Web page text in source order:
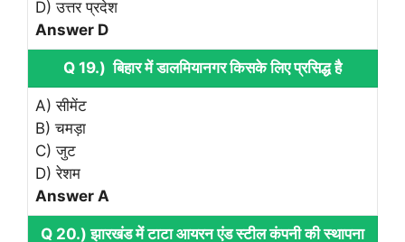
D) उत्तर प्रदेश
Answer D
Q 19.) बिहार में डालमियानगर किसके लिए प्रसिद्ध है
A) सीमेंट
B) चमड़ा
C) जुट
D) रेशम
Answer A
Q 20.) झारखंड में टाटा आयरन एंड स्टील कंपनी की स्थापना